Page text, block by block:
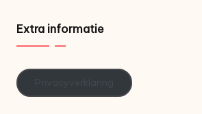
Extra informatie